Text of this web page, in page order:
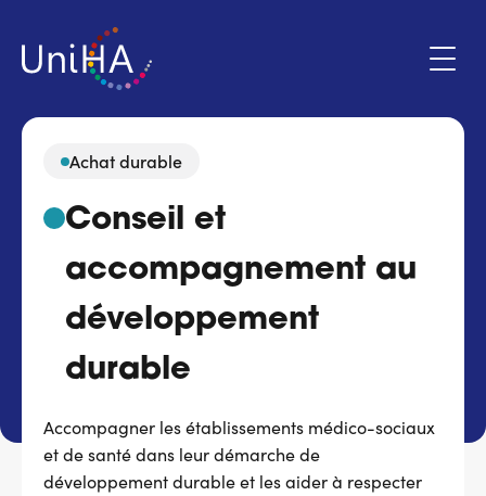
contenu
Menu
du
compte
l'utilisateur
Espace adhérent
Qui sommes-nous ?
Actualités & évènements
Achat durable
Conseil et
accompagnement au
développement
durable
Accompagner les établissements médico-sociaux
et de santé dans leur démarche de
développement durable et les aider à respecter